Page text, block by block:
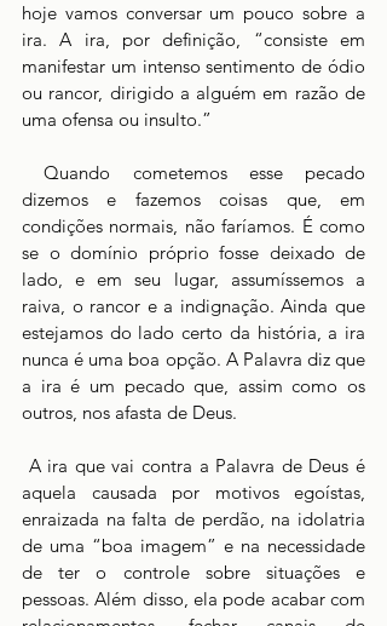
hoje vamos conversar um pouco sobre a
ira. A ira, por definição, “consiste em
manifestar um intenso sentimento de ódio
ou rancor, dirigido a alguém em razão de
uma ofensa ou insulto.”
Quando cometemos esse pecado
dizemos e fazemos coisas que, em
condições normais, não faríamos. É como
se o domínio próprio fosse deixado de
lado, e em seu lugar, assumíssemos a
raiva, o rancor e a indignação. Ainda que
estejamos do lado certo da história, a ira
nunca é uma boa opção. A Palavra diz que
a ira é um pecado que, assim como os
outros, nos afasta de Deus.
aquela causada por motivos egoístas,
enraizada na falta de perdão, na idolatria
de uma “boa imagem” e na necessidade
de ter o controle sobre situações e
pessoas. Além disso, ela pode acabar com